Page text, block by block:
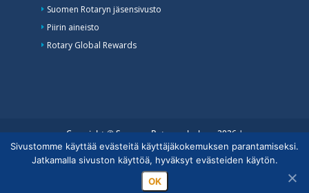
Suomen Rotaryn jäsensivusto
Piirin aineisto
Rotary Global Rewards
Copyright © Suomen Rotarypalvelu ry 2026 |
Jäsentietojärjestelmän tietosuojaseloste|Henkilötietojen
käsittely Rotarytoiminnassa
Sivustomme käyttää evästeitä käyttäjäkokemuksen parantamiseksi.
Jatkamalla sivuston käyttöä, hyväksyt evästeiden käytön.
OK